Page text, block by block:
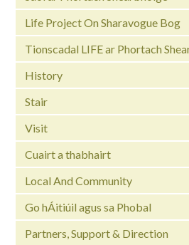
Life Project On Sharavogue Bog
Tionscadal LIFE ar Phortach
History
Stair
Visit
Cuairt a thabhairt
Local And Community
Go hÁitiúil agus sa Phobal
Partners, Support & Direction